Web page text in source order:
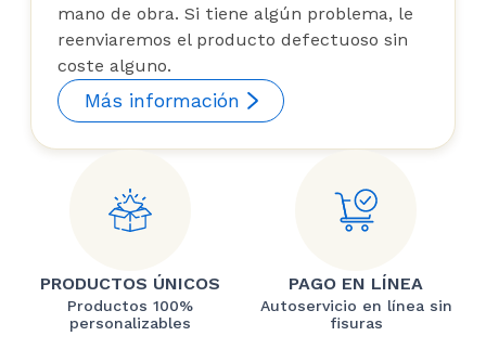
mano de obra. Si tiene algún problema, le
reenviaremos el producto defectuoso sin
coste alguno.
Más información
PRODUCTOS ÚNICOS
Productos 100%
personalizables
PAGO EN LÍNEA
Autoservicio en línea sin
fisuras